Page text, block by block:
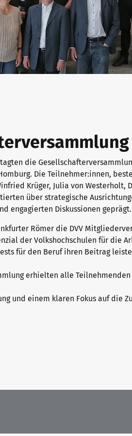
die
Die Teilnehmer:innen,
Krüger, Julia von Westerholt,
über strategische
engagierten Diskussionen geprägt.
Römer die DVV
der Volkshochschulen für die
für den Beruf ihren Beitrag
erhielten alle
und einem klaren Fokus auf die